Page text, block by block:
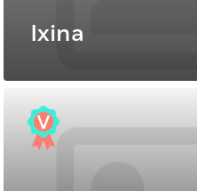
Ixina